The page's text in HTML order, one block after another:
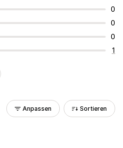
0
0
0
1
Anpassen Sortieren